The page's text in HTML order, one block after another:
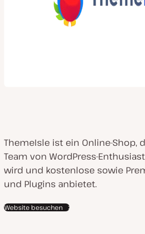
ThemeIsle ist ein Online-Shop,
Team von WordPress-
wird und kostenlose sowie
und Plugins anbietet.
Website besuchen